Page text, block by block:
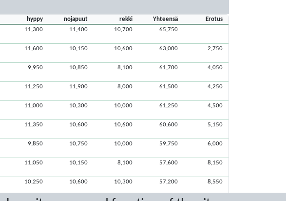
hyppy nojapuut rekki Yhteensä
Erotus
11,300 11,400 10,700 65,750
11,600 10,150 10,600 63,000 2,750
9,950 10,850 8,100 61,700 4,050
11,250 11,900 8,000 61,500 4,250
11,000 10,300 10,000 61,250 4,500
11,350 10,600 10,600 60,600 5,150
9,850 10,750 10,000 59,750 6,000
11,050 10,150 8,100 57,600 8,150
10,250 10,600 10,300 57,200 8,550